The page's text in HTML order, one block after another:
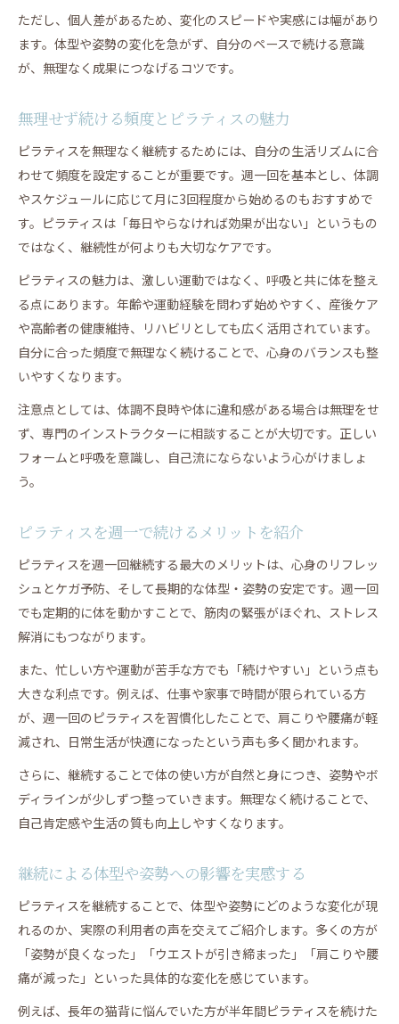
ただし、個人差があるため、変化のスピードや実感には幅があり
ます。体型や姿勢の変化を急がず、自分のペースで続ける意識
が、無理なく成果につなげるコツです。
無理せず続ける頻度とピラティスの魅力
ピラティスを無理なく継続するためには、自分の生活リズムに合
わせて頻度を設定することが重要です。週一回を基本とし、体調
やスケジュールに応じて月に3回程度から始めるのもおすすめで
す。ピラティスは「毎日やらなければ効果が出ない」というもの
ではなく、継続性が何よりも大切なケアです。
ピラティスの魅力は、激しい運動ではなく、呼吸と共に体を整え
る点にあります。年齢や運動経験を問わず始めやすく、産後ケア
や高齢者の健康維持、リハビリとしても広く活用されています。
自分に合った頻度で無理なく続けることで、心身のバランスも整
いやすくなります。
注意点としては、体調不良時や体に違和感がある場合は無理をせ
ず、専門のインストラクターに相談することが大切です。正しい
フォームと呼吸を意識し、自己流にならないよう心がけましょ
う。
ピラティスを週一で続けるメリットを紹介
ピラティスを週一回継続する最大のメリットは、心身のリフレッ
シュとケガ予防、そして長期的な体型・姿勢の安定です。週一回
でも定期的に体を動かすことで、筋肉の緊張がほぐれ、ストレス
解消にもつながります。
また、忙しい方や運動が苦手な方でも「続けやすい」という点も
大きな利点です。例えば、仕事や家事で時間が限られている方
が、週一回のピラティスを習慣化したことで、肩こりや腰痛が軽
減され、日常生活が快適になったという声も多く聞かれます。
さらに、継続することで体の使い方が自然と身につき、姿勢やボ
ディラインが少しずつ整っていきます。無理なく続けることで、
自己肯定感や生活の質も向上しやすくなります。
継続による体型や姿勢への影響を実感する
ピラティスを継続することで、体型や姿勢にどのような変化が現
れるのか、実際の利用者の声を交えてご紹介します。多くの方が
「姿勢が良くなった」「ウエストが引き締まった」「肩こりや腰
痛が減った」といった具体的な変化を感じています。
例えば、長年の猫背に悩んでいた方が半年間ピラティスを続けた